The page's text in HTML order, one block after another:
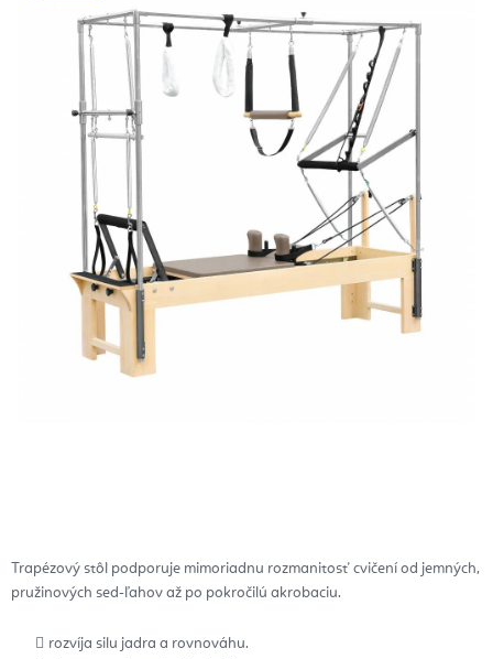
Trapézový stôl podporuje mimoriadnu rozmanitosť cvičení od jemných,
pružinových sed-ľahov až po pokročilú akrobaciu.
rozvíja silu jadra a rovnováhu.
hviezdičiek.